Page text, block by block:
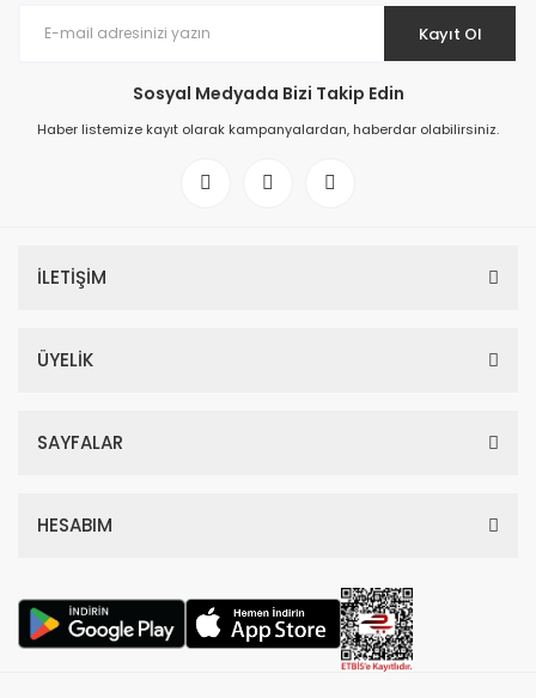
Kayıt Ol
Sosyal Medyada Bizi Takip Edin
Haber listemize kayıt olarak kampanyalardan, haberdar olabilirsiniz.
İLETİŞİM
ÜYELİK
SAYFALAR
HESABIM